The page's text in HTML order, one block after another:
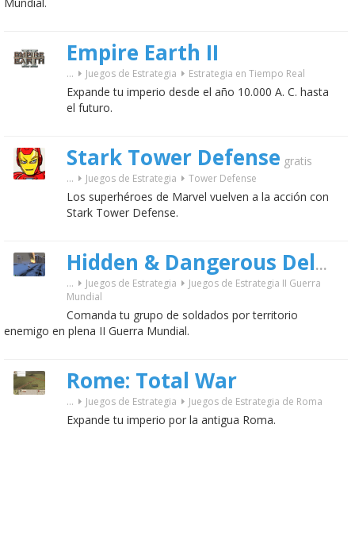
Empire Earth II
... Juegos de Estrategia Estrategia en Tiempo Real
Expande tu imperio desde el año 10.000 A. C. hasta
el futuro.
Stark Tower Defense gratis
... Juegos de Estrategia Tower Defense
Los superhéroes de Marvel vuelven a la acción con
Stark Tower Defense.
Hidden & Dangerous Deluxe
... Juegos de Estrategia
Juegos de Estrategia II Guerra
Mundial
Comanda tu grupo de soldados por territorio
enemigo en plena II Guerra Mundial.
Rome: Total War
... Juegos de Estrategia Juegos de Estrategia de Roma
Expande tu imperio por la antigua Roma.